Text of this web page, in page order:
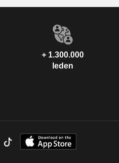
+ 1.300.000
leden